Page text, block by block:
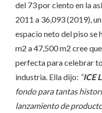
del 73 por ciento en la
2011 a 36,093 (2019),
espacio neto del piso se
m2 a 47,500 m2 cree que
perfecta para celebrar
industria. Ella dijo: “ICE
fondo para tantas
lanzamiento de